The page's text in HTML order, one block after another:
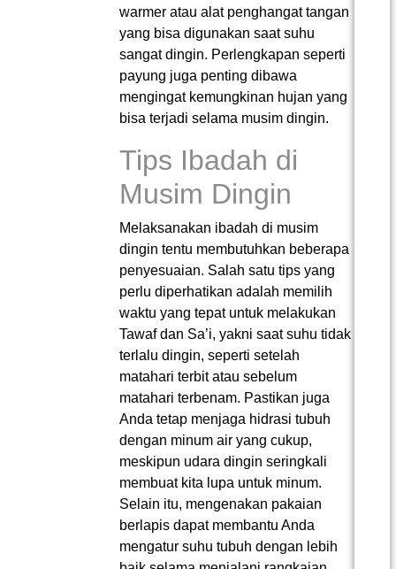
warmer atau alat penghangat tangan
yang bisa digunakan saat suhu
sangat dingin. Perlengkapan seperti
payung juga penting dibawa
mengingat kemungkinan hujan yang
bisa terjadi selama musim dingin.
Tips Ibadah di
Musim Dingin
Melaksanakan ibadah di musim
dingin tentu membutuhkan beberapa
penyesuaian. Salah satu tips yang
perlu diperhatikan adalah memilih
waktu yang tepat untuk melakukan
Tawaf dan Sa’i, yakni saat suhu tidak
terlalu dingin, seperti setelah
matahari terbit atau sebelum
matahari terbenam. Pastikan juga
Anda tetap menjaga hidrasi tubuh
dengan minum air yang cukup,
meskipun udara dingin seringkali
membuat kita lupa untuk minum.
Selain itu, mengenakan pakaian
berlapis dapat membantu Anda
mengatur suhu tubuh dengan lebih